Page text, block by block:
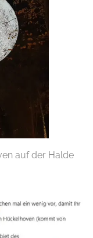
auf der Halde